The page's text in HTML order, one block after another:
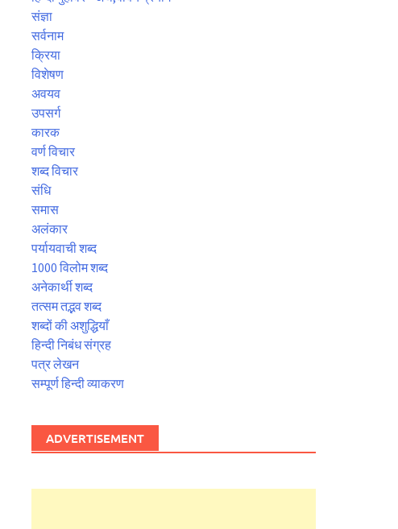
संज्ञा
सर्वनाम
क्रिया
विशेषण
अवयव
उपसर्ग
कारक
वर्ण विचार
शब्द विचार
संधि
समास
अलंकार
पर्यायवाची शब्द
1000 विलोम शब्द
अनेकार्थी शब्द
तत्सम तद्भव शब्द
शब्दों की अशुद्धियाँ
हिन्दी निबंध संग्रह
पत्र लेखन
सम्पूर्ण हिन्दी व्याकरण
ADVERTISEMENT